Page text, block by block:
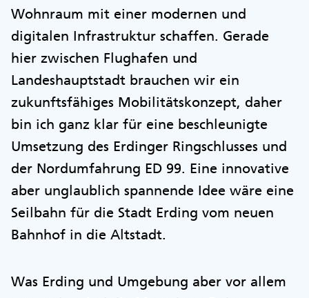
Wohnraum mit einer modernen und
digitalen Infrastruktur schaffen. Gerade
hier zwischen Flughafen und
Landeshauptstadt brauchen wir ein
zukunftsfähiges Mobilitätskonzept, daher
bin ich ganz klar für eine beschleunigte
Umsetzung des Erdinger Ringschlusses und
der Nordumfahrung ED 99. Eine innovative
aber unglaublich spannende Idee wäre eine
Seilbahn für die Stadt Erding vom neuen
Bahnhof in die Altstadt.
Was Erding und Umgebung aber vor allem